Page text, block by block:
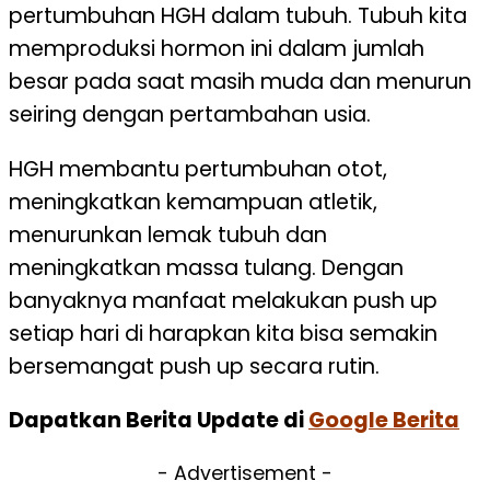
pertumbuhan HGH dalam tubuh. Tubuh kita
memproduksi hormon ini dalam jumlah
besar pada saat masih muda dan menurun
seiring dengan pertambahan usia.
HGH membantu pertumbuhan otot,
meningkatkan kemampuan atletik,
menurunkan lemak tubuh dan
meningkatkan massa tulang. Dengan
banyaknya manfaat melakukan push up
setiap hari di harapkan kita bisa semakin
bersemangat push up secara rutin.
Dapatkan Berita Update diGoogle Berita
- Advertisement -